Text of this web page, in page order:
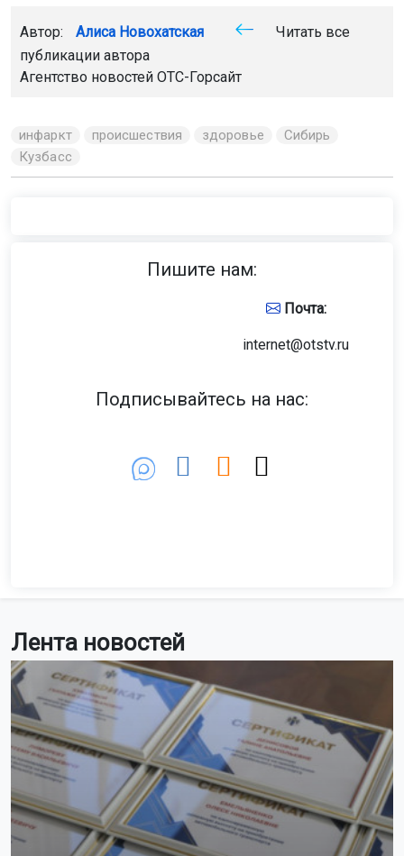
Лента новостей
Автор: Алиса Новохатская
Читать все
публикации автора
Агентство новостей ОТС-Горсайт
инфаркт происшествия здоровье
Сибирь
Кузбасс
Пишите нам:
Почта:
internet@otstv.ru
Подписывайтесь на нас: